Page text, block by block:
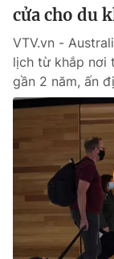
cửa cho du
VTV.vn -
lịch từ khắp nơi
gần 2 năm, ấn